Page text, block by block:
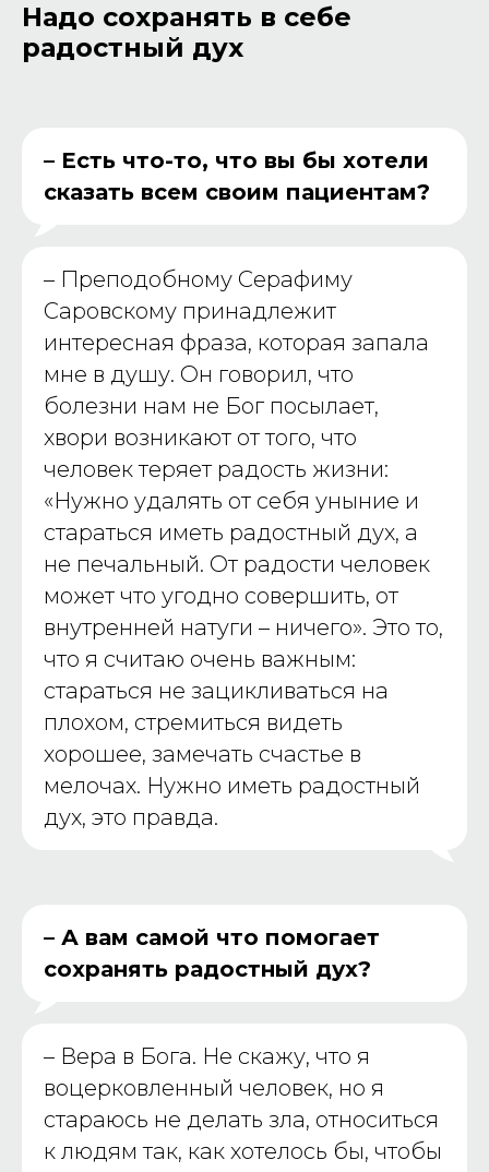
Надо сохранять в себе
радостный дух
– Есть что-то, что вы бы хотели
сказать всем своим пациентам?
– Преподобному Серафиму
Саровскому принадлежит
интересная фраза, которая запала
мне в душу. Он говорил, что
болезни нам не Бог посылает,
хвори возникают от того, что
человек теряет радость жизни:
«Нужно удалять от себя уныние и
стараться иметь радостный дух, а
не печальный. От радости человек
может что угодно совершить, от
внутренней натуги – ничего». Это то,
что я считаю очень важным:
стараться не зацикливаться на
плохом, стремиться видеть
хорошее, замечать счастье в
мелочах. Нужно иметь радостный
дух, это правда.
– А вам самой что помогает
сохранять радостный дух?
– Вера в Бога. Не скажу, что я
воцерковленный человек, но я
стараюсь не делать зла, относиться
к людям так, как хотелось бы, чтобы